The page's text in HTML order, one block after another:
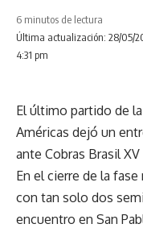
Última actualización: 28/05/
4:31 pm
6 minutos de lectura
El último partido de
Américas dejó un
ante Cobras Brasil XV
En el cierre de la
con tan solo dos
encuentro en San